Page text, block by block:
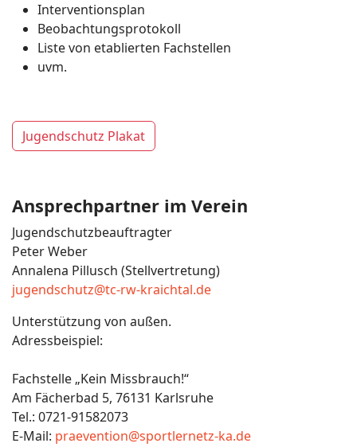
Interventionsplan
Beobachtungsprotokoll
Liste von etablierten Fachstellen
uvm.
Jugendschutz Plakat
Ansprechpartner im Verein
Jugendschutzbeauftragter
Peter Weber
Annalena Pillusch (Stellvertretung)
jugendschutz@tc-rw-kraichtal.de
Unterstützung von außen.
Adressbeispiel:
Fachstelle „Kein Missbrauch!“
Am Fächerbad 5, 76131 Karlsruhe
Tel.: 0721-91582073
E-Mail: praevention@sportlernetz-ka.de